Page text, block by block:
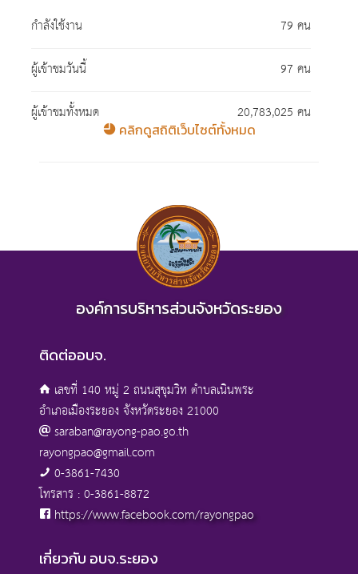
กำลังใช้งาน
79 คน
ผู้เข้าชมวันนี้
97 คน
ผู้เข้าชมทั้งหมด
20,783,025 คน
คลิกดูสถิติเว็บไซต์ทั้งหมด
องค์การบริหารส่วนจังหวัดระยอง
ติดต่ออบจ.
เลขที่ 140 หมู่ 2 ถนนสุขุมวิท ตำบลเนินพระ
อำเภอเมืองระยอง จังหวัดระยอง 21000
saraban@rayong-pao.go.th
rayongpao@gmail.com
0-3861-7430
โทรสาร : 0-3861-8872
https://www.facebook.com/rayongpao
เกี่ยวกับ อบจ.ระยอง